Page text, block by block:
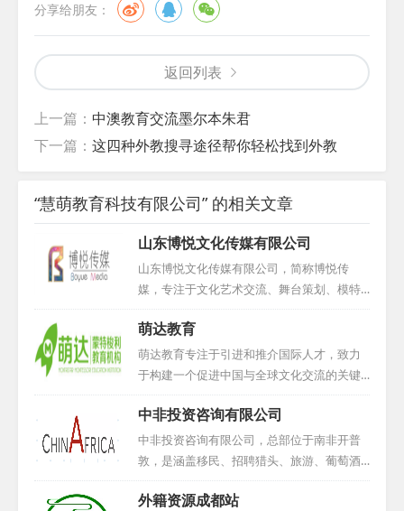
分享给朋友：
返回列表
上一篇： 中澳教育交流墨尔本朱君
下一篇： 这四种外教搜寻途径帮你轻松找到外教
“慧萌教育科技有限公司” 的相关文章
山东博悦文化传媒有限公司
山东博悦文化传媒有限公司，简称博悦传
媒，专注于文化艺术交流、舞台策划、模特
经纪、高端摄影摄像、广告设计与教育咨询
等多元化业务。公司自成立以来，积极吸纳
业内精英，以专业、认真、踏实的态度不断
推动国际化发展。博悦传媒不仅与国内同行
深入交流，更常赴国外学习先进理念，紧跟
时代步伐，将国际视野融入实践。同时，公
司还为外籍人才提供舒适的工作环境和优质
福利，使每位员工都能在公司找到归属感与
萌达教育
萌达教育专注于引进和推介国际人才，致力
于构建一个促进中国与全球文化交流的关键
桥梁。在此坚实基础上，我们深入挖掘并广
泛传播国际先进的且符合本土实际的特色教
育课程，目标是为我国的教育机构、城市、
社区、家庭乃至个人提供丰富多彩的教育资
源。值得一提的是，我们拥有一个以英语为
主要交流语言的多国语言外籍人才库，这些
中非投资咨询有限公司
中非投资咨询有限公司，总部位于南非开普
敦，是涵盖移民、招聘猎头、旅游、葡萄酒
业及商贸的综合性企业。多年来，集团致力
于深化南非与中国的经贸往来、文化交流与
外籍资源成都站